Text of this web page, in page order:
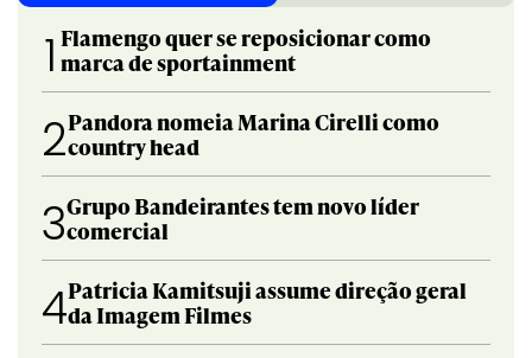
1 Flamengo quer se reposicionar como
marca de sportainment
2Pandora nomeia Marina Cirelli como
country head
3Grupo Bandeirantes tem novo líder
comercial
4Patricia Kamitsuji assume direção geral
da Imagem Filmes